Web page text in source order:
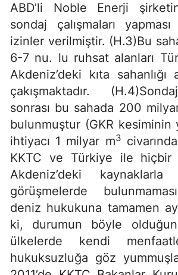
ABD’li Noble Enerji
sondaj çalışmaları
izinler verilmiştir. (H.3)Bu
6-7 nu. lu ruhsat alanları
Akdeniz’deki kıta
çakışmaktadır.
sonrası bu sahada 200
bulunmuştur (GKR kesiminin
ihtiyacı 1 milyar m3
KKTC ve Türkiye ile hiçbir
Akdeniz’deki
görüşmelerde
deniz hukukuna tamamen
ki, durumun böyle
ülkelerde kendi
hukuksuzluğa göz